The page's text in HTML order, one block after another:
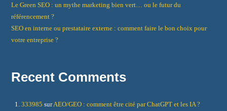
Le Green SEO : un mythe marketing bien vert… ou le futur du
référencement ?
SEO en interne ou prestataire externe : comment faire le bon choix pour
votre entreprise ?
Recent Comments
333985 surAEO/GEO : comment être cité par ChatGPT et les IA ?